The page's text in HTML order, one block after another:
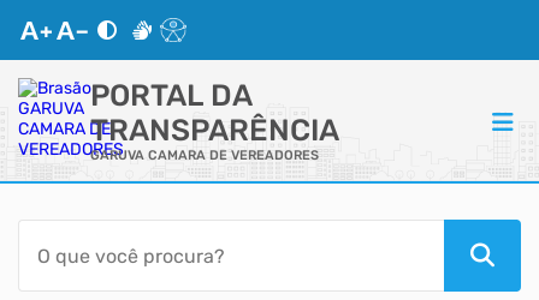
PORTAL DA
TRANSPARÊNCIA
GARUVA CAMARA DE VEREADORES
ACESSO RÁPIDO
Acessibilidade